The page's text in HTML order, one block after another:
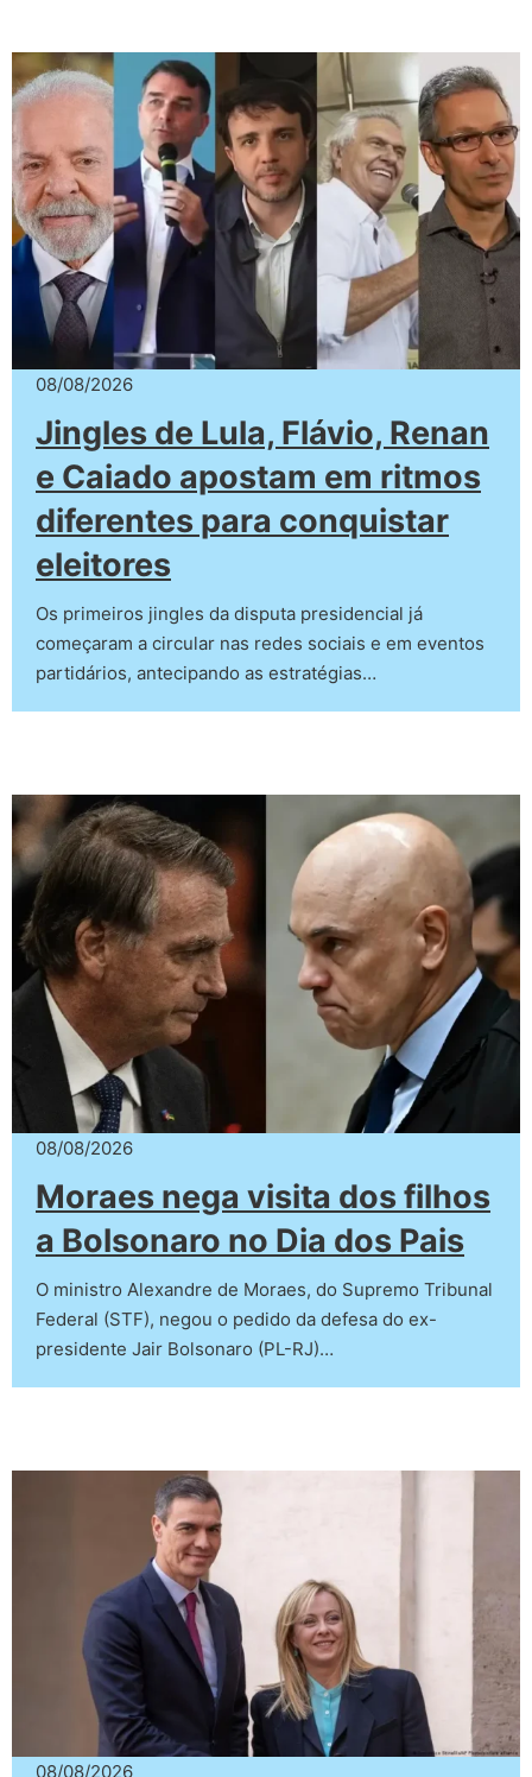
08/08/2026
Jingles de Lula, Flávio, Renan
e Caiado apostam em ritmos
diferentes para conquistar
eleitores
Os primeiros jingles da disputa presidencial já
começaram a circular nas redes sociais e em eventos
partidários, antecipando as estratégias…
08/08/2026
Moraes nega visita dos filhos
a Bolsonaro no Dia dos Pais
O ministro Alexandre de Moraes, do Supremo Tribunal
Federal (STF), negou o pedido da defesa do ex-
presidente Jair Bolsonaro (PL-RJ)…
08/08/2026